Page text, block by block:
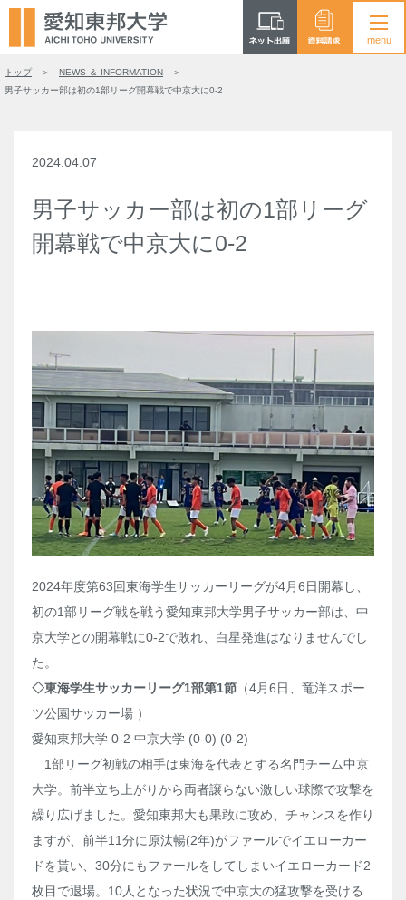
トップ
NEWS ＆ INFORMATION
男子サッカー部は初の1部リーグ開幕戦で中京大に0-2
2024.04.07
男子サッカー部は初の1部リーグ
開幕戦で中京大に0-2
2024年度第63回東海学生サッカーリーグが4月6日開幕し、
初の1部リーグ戦を戦う愛知東邦大学男子サッカー部は、中
京大学との開幕戦に0-2で敗れ、白星発進はなりませんでし
た。
◇東海学生サッカーリーグ1部第1節 （4月6日、竜洋スポー
ツ公園サッカー場 ）
愛知東邦大学 0-2 中京大学 (0-0) (0-2)
1部リーグ初戦の相手は東海を代表とする名門チーム中京
大学。前半立ち上がりから両者譲らない激しい球際で攻撃を
繰り広げました。愛知東邦大も果敢に攻め、チャンスを作り
ますが、前半11分に原汰暢(2年)がファールでイエローカー
ドを貰い、30分にもファールをしてしまいイエローカード2
枚目で退場。10人となった状況で中京大の猛攻撃を受ける